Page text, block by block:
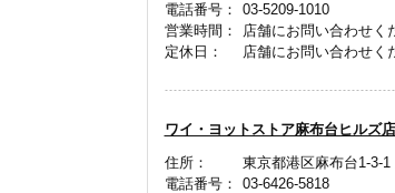
電話番号：
03-5209-1010
営業時間：
店舗にお問い合わせく
定休日：
店舗にお問い合わせく
ワイ・ヨットストア麻布台ヒルズ店
住所：
東京都港区麻布台1-3-
電話番号：
03-6426-5818